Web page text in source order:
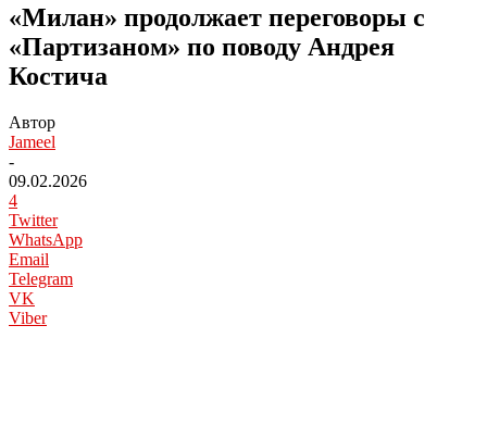
«Милан» продолжает переговоры с
«Партизаном» по поводу Андрея
Костича
Автор
Jameel
-
09.02.2026
4
Twitter
WhatsApp
Email
Telegram
VK
Viber